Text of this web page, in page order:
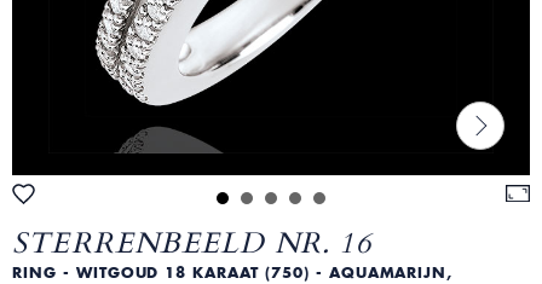
STERRENBEELD NR. 16
RING - WITGOUD 18 KARAAT (750) - AQUAMARIJN,